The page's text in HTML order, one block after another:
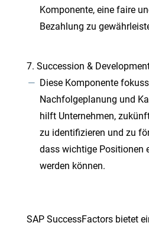
Komponente, eine faire
Bezahlung zu
Succession &
Diese Komponente
Nachfolgeplanung und
hilft Unternehmen,
zu identifizieren und zu
dass wichtige Positionen
werden können.
SAP SuccessFactors bietet